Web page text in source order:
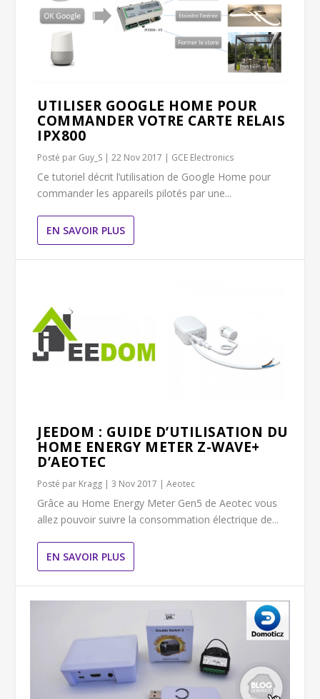
UTILISER GOOGLE HOME POUR
COMMANDER VOTRE CARTE RELAIS
IPX800
Posté par Guy_S |22 Nov 2017 | GCE Electronics
Ce tutoriel décrit l’utilisation de Google Home pour
commander les appareils pilotés par une...
EN SAVOIR PLUS
JEEDOM : GUIDE D’UTILISATION DU
HOME ENERGY METER Z-WAVE+
D’AEOTEC
Posté par Kragg |3 Nov 2017 |Aeotec
Grâce au Home Energy Meter Gen5 de Aeotec vous
allez pouvoir suivre la consommation électrique de...
EN SAVOIR PLUS